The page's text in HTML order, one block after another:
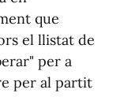
que
el llistat de
per a
per al partit